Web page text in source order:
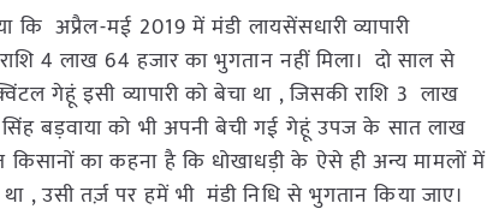
अप्रैल-मई 2019 में मंडी लायसेंसधारी व्यापारी
4 लाख 64 हजार का भुगतान नहीं मिला। दो साल से
गेहूं इसी व्यापारी को बेचा था , जिसकी राशि 3 लाख
बड़वाया को भी अपनी बेची गई गेहूं उपज के सात लाख
का कहना है कि धोखाधड़ी के ऐसे ही अन्य मामलों में
था , उसी तर्ज़ पर हमें भी मंडी निधि से भुगतान किया जाए।